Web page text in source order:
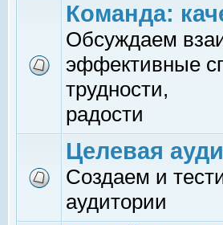
Команда:
Обсуждаем
эффективные
трудности,
радости
Целевая
Создаем и
аудитории